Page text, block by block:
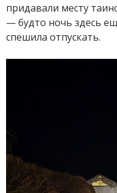
придавали месту
— будто ночь здесь
спешила отпускать.